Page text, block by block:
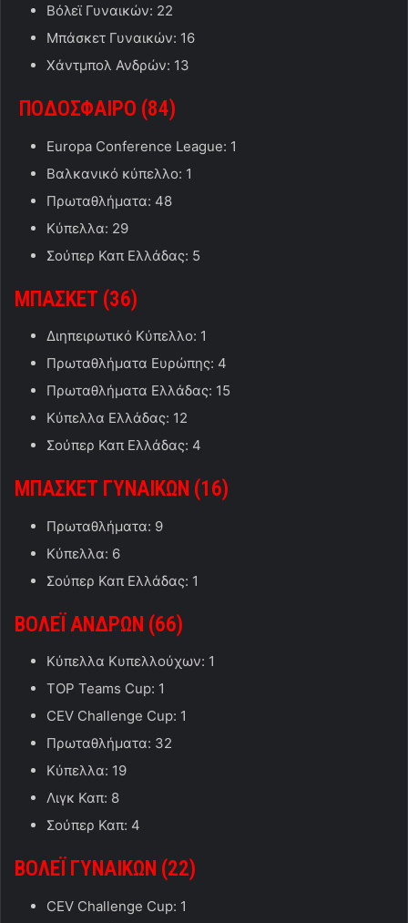
Βόλεϊ Γυναικών: 22
Μπάσκετ Γυναικών: 16
Χάντμπολ Ανδρών: 13
ΠΟΔΟΣΦΑΙΡΟ (84)
Europa Conference League: 1
Βαλκανικό κύπελλο: 1
Πρωταθλήματα: 48
Κύπελλα: 29
Σούπερ Καπ Ελλάδας: 5
ΜΠΑΣΚΕΤ (36)
Διηπειρωτικό Κύπελλο: 1
Πρωταθλήματα Ευρώπης: 4
Πρωταθλήματα Ελλάδας: 15
Κύπελλα Ελλάδας: 12
Σούπερ Καπ Ελλάδας: 4
ΜΠΑΣΚΕΤ ΓΥΝΑΙΚΩΝ (16)
Πρωταθλήματα: 9
Κύπελλα: 6
Σούπερ Καπ Ελλάδας: 1
ΒΟΛΕΪ ΑΝΔΡΩΝ (66)
Κύπελλα Κυπελλούχων: 1
TOP Teams Cup: 1
CEV Challenge Cup: 1
Πρωταθλήματα: 32
Κύπελλα: 19
Λιγκ Καπ: 8
Σούπερ Καπ: 4
ΒΟΛΕΪ ΓΥΝΑΙΚΩΝ (22)
CEV Challenge Cup: 1